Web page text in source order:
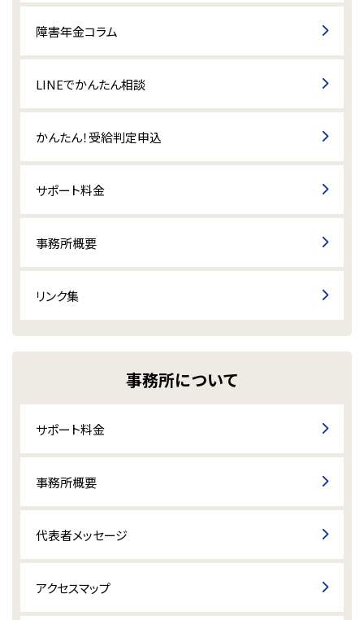
障害年金コラム
LINEでかんたん相談
かんたん！受給判定申込
サポート料金
事務所概要
リンク集
事務所について
サポート料金
事務所概要
代表者メッセージ
アクセスマップ